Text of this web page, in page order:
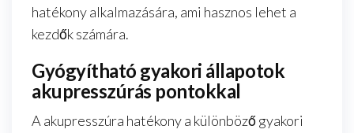
hatékony alkalmazására, ami hasznos lehet a
kezdők számára.
Gyógyítható gyakori állapotok
akupresszúrás pontokkal
A akupresszúra hatékony a különböző gyakori